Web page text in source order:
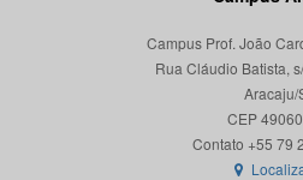
Campus Prof. João
Rua Cláudio Batista,
Aracaju/
CEP